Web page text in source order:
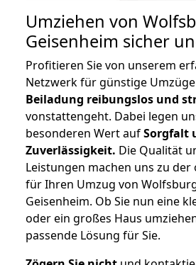
Umziehen von
Geisenheim sicher
Profitieren Sie von unserem
Netzwerk für günstige
Beiladung reibungslos und
vonstattengeht. Dabei legen
besonderen Wert aufSorgfalt
Zuverlässigkeit. Die Qualität
Leistungen machen uns zu der
für Ihren Umzug von
Geisenheim. Ob Sie nun eine
oder ein großes Haus
passende Lösung für Sie.